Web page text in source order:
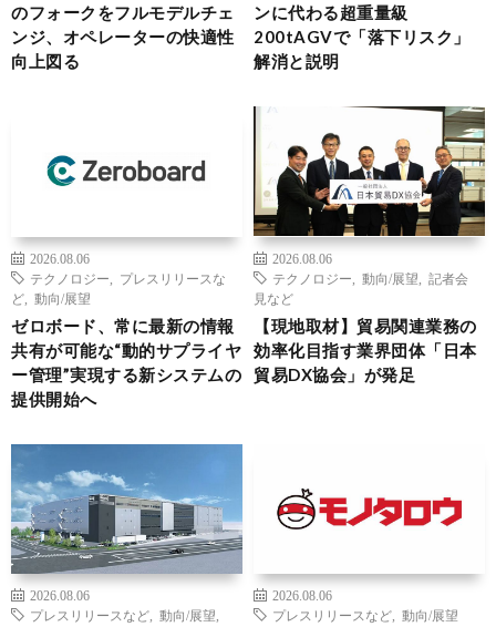
のフォークをフルモデルチェ
ンジ、オペレーターの快適性
向上図る
ンに代わる超重量級
200tAGVで「落下リスク」
解消と説明
2026.08.06
テクノロジー
プレスリリースな
ど
動向/展望
ゼロボード、常に最新の情報
共有が可能な“動的サプライヤ
ー管理”実現する新システムの
提供開始へ
2026.08.06
テクノロジー
動向/展望
記者会
見など
【現地取材】貿易関連業務の
効率化目指す業界団体「日本
貿易DX協会」が発足
2026.08.06
プレスリリースなど
動向/展望
2026.08.06
プレスリリースなど
動向/展望